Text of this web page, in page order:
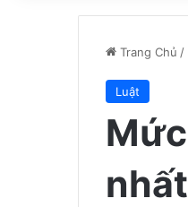
Trang Chủ /
Luật